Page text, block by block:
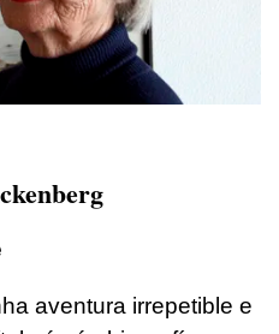
aventura irrepetible e